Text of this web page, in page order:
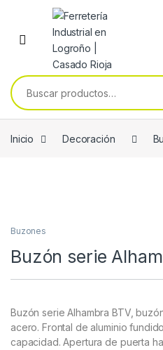
Skip to navigation
Skip to content
Buscar por:
Inicio Decoración
Buzones
Buzón serie
Buzón serie Alhambra BTV,
acero. Frontal de aluminio
capacidad. Apertura de puerta